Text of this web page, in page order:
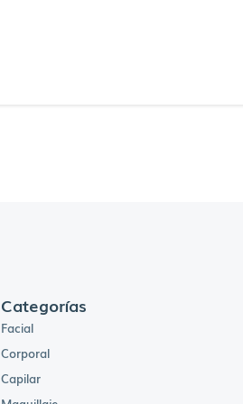
Categorías
Facial
Corporal
Capilar